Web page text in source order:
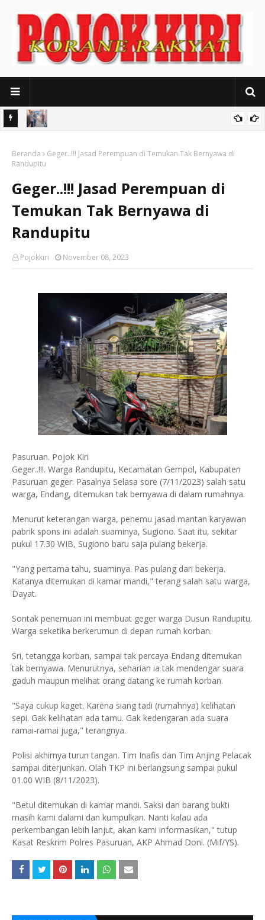
KerjaPasuruan Raib Digondol Maling
Beranda
Geger..!!! Jasad Perempuan di Temukan Tak Bernyawa di
Randupitu
Geger..!!! Jasad Perempuan di
Temukan Tak Bernyawa di
Randupitu
Pojokkiri November 08, 2023
Pasuruan. Pojok Kiri
Geger..!!!. Warga Randupitu, Kecamatan Gempol, Kabupaten
Pasuruan geger. Pasalnya Selasa sore (7/11/2023) salah satu
warga, Endang, ditemukan tak bernyawa di dalam rumahnya.
Menurut keterangan warga, penemu jasad mantan karyawan
pabrik spons ini adalah suaminya, Sugiono. Saat itu, sekitar
pukul 17.30 WIB, Sugiono baru saja pulang bekerja.
"Yang pertama tahu, suaminya. Pas pulang dari bekerja.
Katanya ditemukan di kamar mandi," terang salah satu warga,
Dayat.
Sontak penemuan ini membuat geger warga Dusun Randupitu.
Warga seketika berkerumun di depan rumah korban.
Sri, tetangga korban, sampai tak percaya Endang ditemukan
tak bernyawa. Menurutnya, seharian ia tak mendengar suara
gaduh maupun melihat orang datang ke rumah korban.
"Saya cukup kaget. Karena siang tadi (rumahnya) kelihatan
sepi. Gak kelihatan ada tamu. Gak kedengaran ada suara
ramai-ramai juga," terangnya.
Polisi akhirnya turun tangan. Tim Inafis dan Tim Anjing Pelacak
sampai diterjunkan. Olah TKP ini berlangsung sampai pukul
01.00 WIB (8/11/2023).
"Betul ditemukan di kamar mandi. Saksi dan barang bukti
masih kami dalami dan kumpulkan. Nanti kalau ada
perkembangan lebih lanjut, akan kami informasikan," tutup
Kasat Reskrim Polres Pasuruan, AKP Ahmad Doni. (Mif/YS).